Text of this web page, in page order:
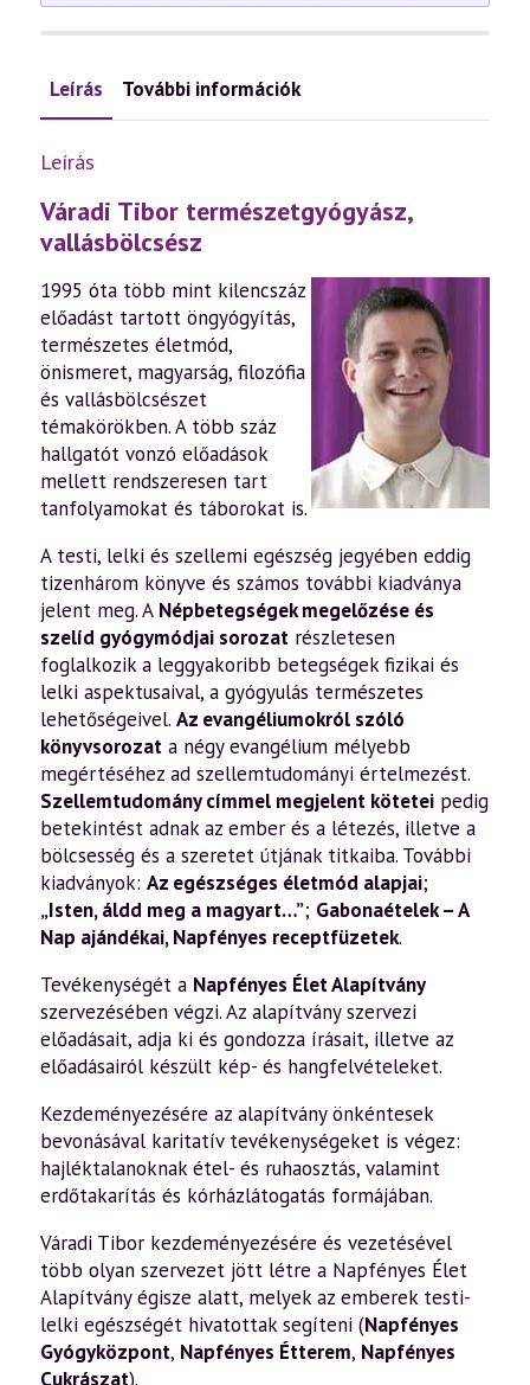
Leírás További információk
Leírás
Váradi Tibor természetgyógyász,
vallásbölcsész
1995 óta több mint kilencszáz
előadást tartott öngyógyítás,
természetes életmód,
önismeret, magyarság, filozófia
és vallásbölcsészet
témakörökben. A több száz
hallgatót vonzó előadások
mellett rendszeresen tart
tanfolyamokat és táborokat is.
A testi, lelki és szellemi egészség jegyében eddig
tizenhárom könyve és számos további kiadványa
jelent meg. A Népbetegségek megelőzése és
szelíd gyógymódjai sorozat részletesen
foglalkozik a leggyakoribb betegségek fizikai és
lelki aspektusaival, a gyógyulás természetes
lehetőségeivel. Az evangéliumokról szóló
könyvsorozat a négy evangélium mélyebb
megértéséhez ad szellemtudományi értelmezést.
Szellemtudomány címmel megjelent kötetei pedig
betekintést adnak az ember és a létezés, illetve a
bölcsesség és a szeretet útjának titkaiba. További
kiadványok: Az egészséges életmód alapjai;
„Isten, áldd meg a magyart…”; Gabonaételek – A
Nap ajándékai,Napfényes receptfüzetek.
Tevékenységét a Napfényes Élet Alapítvány
szervezésében végzi. Az alapítvány szervezi
előadásait, adja ki és gondozza írásait, illetve az
előadásairól készült kép- és hangfelvételeket.
Kezdeményezésére az alapítvány önkéntesek
bevonásával karitatív tevékenységeket is végez:
hajléktalanoknak étel- és ruhaosztás, valamint
erdőtakarítás és kórházlátogatás formájában.
Váradi Tibor kezdeményezésére és vezetésével
több olyan szervezet jött létre a Napfényes Élet
Alapítvány égisze alatt, melyek az emberek testi-
lelki egészségét hivatottak segíteni (Napfényes
Gyógyközpont, Napfényes Étterem, Napfényes
Cukrászat).